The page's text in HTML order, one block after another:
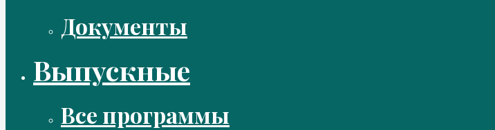
Документы
Выпускные
Все программы